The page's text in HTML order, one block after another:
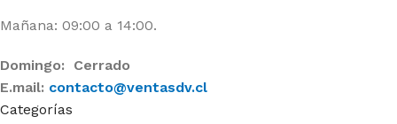
Mañana: 09:00 a 14:00.
Domingo: Cerrado
E.mail: contacto@ventasdv.cl
Categorías